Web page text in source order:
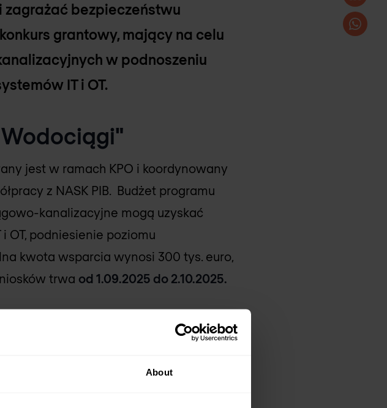
About
zagrażać bezpieczeństwu
grantowy, mający na celu
w podnoszeniu
IT i OT.
jest w ramach KPO i koordynowany
z NASK PIB. Budżet programu
kanalizacyjne mogą uzyskać
OT, podniesienie poziomu
kwota wsparcia wynosi 300 tys. euro,
trwa od 1.09.2025 do 2.10.2025.
podnieść cyberodporność